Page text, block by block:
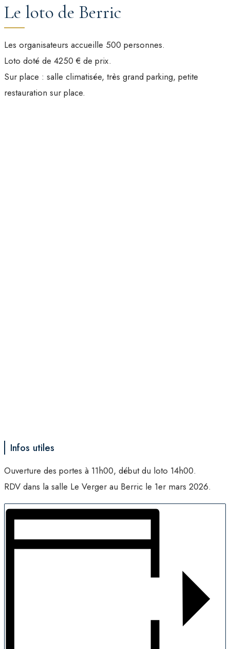
Le loto de Berric
Les organisateurs accueille 500 personnes.
Loto doté de 4250 € de prix.
Sur place : salle climatisée, très grand parking, petite
restauration sur place.
Infos utiles
Ouverture des portes à 11h00, début du loto 14h00.
RDV dans la salle Le Verger au Berric le 1er mars 2026.